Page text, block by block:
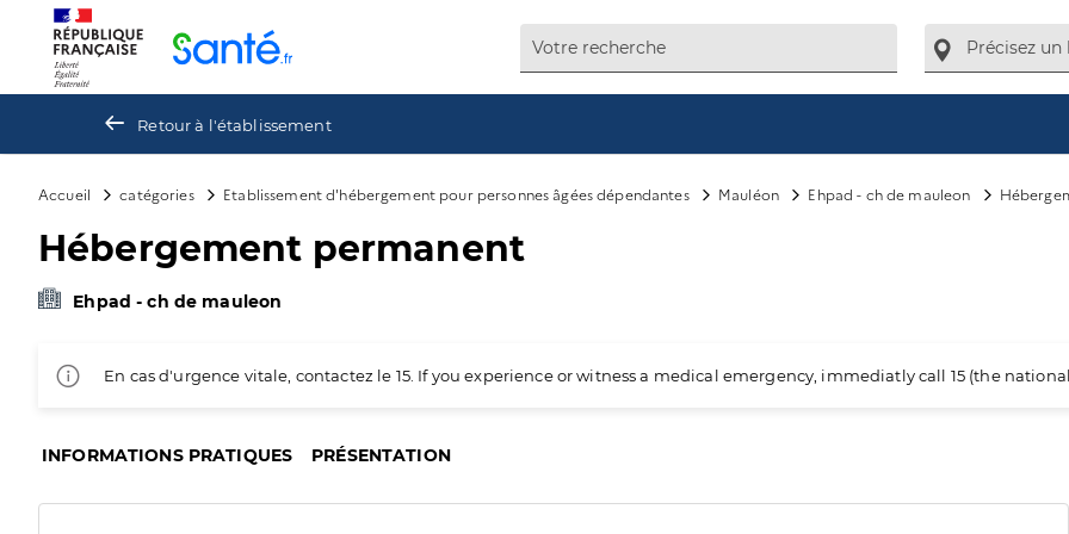
Retour à l'établissement
Accueil catégories Etablissement d'hébergement pour personnes âgées dépendantes Mauléon Ehpad - ch de mauleon
Hébergement permanent
Ehpad - ch de mauleon
En cas d'urgence vitale, contactez le 15. If you experience or witness a medical emergency, immediatly call 15 (the
INFORMATIONS PRATIQUES PRÉSENTATION
Panneau de gestion des cookies